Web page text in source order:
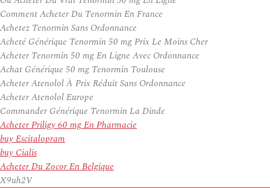
Comment Acheter Du Tenormin En France
Achetez Tenormin Sans Ordonnance
Acheté Générique Tenormin 50 mg Prix Le Moins Cher
Acheter Tenormin 50 mg En Ligne Avec Ordonnance
Achat Générique 50 mg Tenormin Toulouse
Acheter Atenolol À Prix Réduit Sans Ordonnance
Acheter Atenolol Europe
Commander Générique Tenormin La Dinde
Acheter Priligy 60 mg En Pharmacie
buy Escitalopram
buy Cialis
Acheter Du Zocor En Belgique
X9uh2V